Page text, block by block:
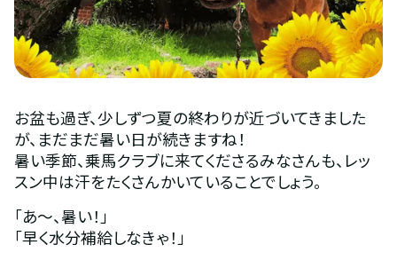
お盆も過ぎ、少しずつ夏の終わりが近づいてきました
が、まだまだ暑い日が続きますね！
暑い季節、乗馬クラブに来てくださるみなさんも、レッ
スン中は汗をたくさんかいていることでしょう。
「あ〜、暑い！」
「早く水分補給しなきゃ！」